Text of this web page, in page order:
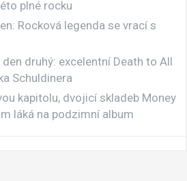
plné rocku
Rocková legenda se vrací s
druhý: excelentní Death to All
Schuldinera
kapitolu, dvojicí skladeb Money
láká na podzimní album